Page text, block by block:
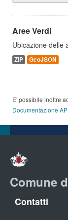
Aree Verdi
Ubicazione delle
ZIP GeoJSON
E' possibile inoltre
Documentazione
Comune
Contatti